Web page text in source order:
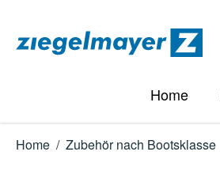
Home
Home / Zubehör nach Bootsklasse